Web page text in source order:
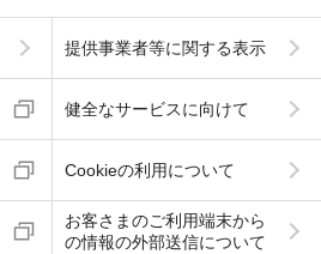
提供事業者等に関する表示
健全なサービスに向けて
Cookieの利用について
お客さまのご利用端末から
の情報の外部送信について